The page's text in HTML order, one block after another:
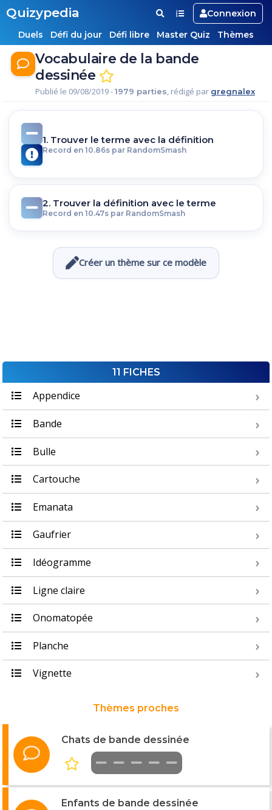
Quizypedia
Connexion
Duels
Défi du jour Défi libre Master Quiz Thèmes
Vocabulaire de la bande
dessinée
Publié le 09/08/2019 -1979 parties, rédigé par gregnalex
1. Trouver le terme avec la définition
Record en 10.86s par RandomSmash
2. Trouver la définition avec le terme
Record en 10.47s par RandomSmash
Créer un thème sur ce modèle
11 FICHES
Appendice
Bande
Bulle
Cartouche
Emanata
Gaufrier
Idéogramme
Ligne claire
Onomatopée
Planche
Vignette
Thèmes proches
Chats de bande dessinée
Enfants de bande dessinée